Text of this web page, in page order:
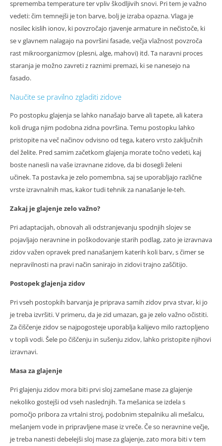
sprememba temperature ter vpliv škodljivih snovi. Pri tem je važno
vedeti: čim temnejši je ton barve, bolj je izraba opazna. Vlaga je
nosilec kislih ionov, ki povzročajo rjavenje armature in nečistoče, ki
se v glavnem nalagajo na površini fasade, večja vlažnost povzroča
rast mikroorganizmov (plesni, alge, mahovi) itd. Ta naravni proces
staranja je možno zavreti z raznimi premazi, ki se nanesejo na
fasado.
Naučite se pravilno zgladiti zidove
Po postopku glajenja se lahko nanašajo barve ali tapete, ali katera
koli druga njim podobna zidna površina. Temu postopku lahko
pristopite na več načinov odvisno od tega, katero vrsto zaključnih
del želite. Pred samim začetkom glajenja morate točno vedeti, kaj
boste nanesli na vaše izravnane zidove, da bi dosegli želeni
učinek. Ta postavka je zelo pomembna, saj se uporabljajo različne
vrste izravnalnih mas, kakor tudi tehnik za nanašanje le-teh.
Zakaj je glajenje zelo važno?
Pri adaptacijah, obnovah ali odstranjevanju spodnjih slojev se
pojavljajo neravnine in poškodovanje starih podlag, zato je izravnava
zidov važen opravek pred nanašanjem katerih koli barv, s čimer se
nepravilnosti na pravi način sanirajo in zidovi trajno zaščitijo.
Postopek glajenja zidov
Pri vseh postopkih barvanja je priprava samih zidov prva stvar, ki jo
je treba izvršiti. V primeru, da je zid umazan, ga je zelo važno očistiti.
Za čiščenje zidov se najpogosteje uporablja kalijevo milo raztopljeno
v topli vodi. Šele po čiščenju in sušenju zidov, lahko pristopite njihovi
izravnavi.
Masa za glajenje
Pri glajenju zidov mora biti prvi sloj zamešane mase za glajenje
nekoliko gostejši od vseh naslednjih. Ta mešanica se izdela s
pomočjo pribora za vrtalni stroj, podobnim stepalniku ali mešalcu,
mešanjem vode in pripravljene mase iz vreče. Če so neravnine večje,
je treba nanesti debelejši sloj mase za glajenje, zato mora biti v tem